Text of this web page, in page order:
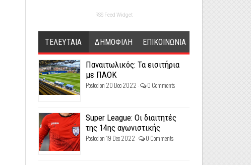
RSS Feed Widget
ΤΕΛΕΥΤΑΙΑ ΔΗΜΟΦΙΛΗ ΕΠΙΚΟΙΝΩΝΙΑ
Παναιτωλικός: Τα εισιτήρια
με ΠΑΟΚ
Posted on 20 Dec 2022 - 0 Comments
Super League: Οι διαιτητές
της 14ης αγωνιστικής
Posted on 19 Dec 2022 - 0 Comments